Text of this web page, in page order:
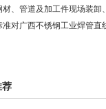
材、管道及加工件现场装卸
准对广西不锈钢工业焊管直
荐